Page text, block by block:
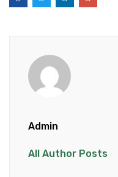
Admin
All Author Posts